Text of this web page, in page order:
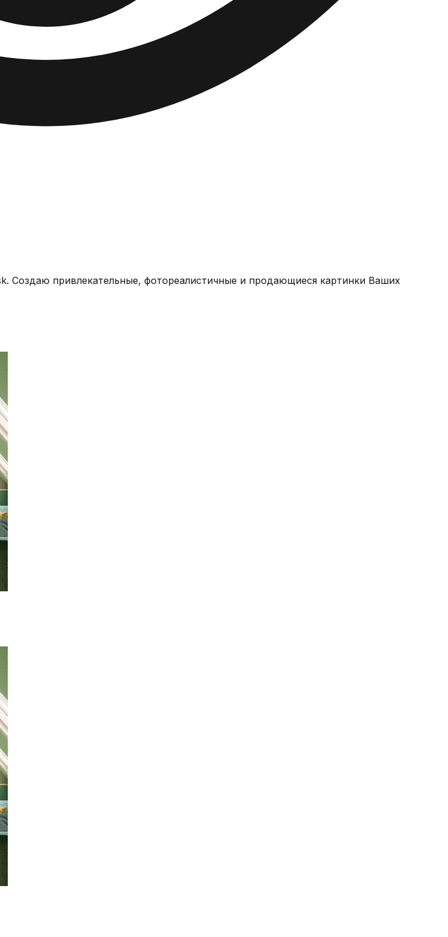
Создаю привлекательные, фотореалистичные и продающиеся картинки Ваших